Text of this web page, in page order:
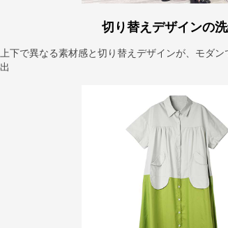
切り替えデザインの
上下で異なる素材感と切り替えデザインが、モダ
出